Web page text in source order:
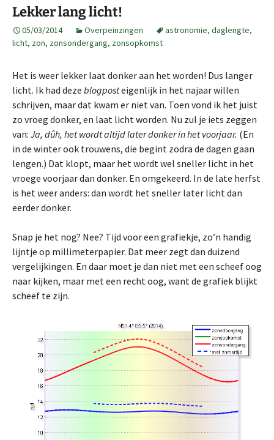
Lekker lang licht!
05/03/2014 Overpeinzingen astronomie, daglengte,
licht, zon, zonsondergang, zonsopkomst
Het is weer lekker laat donker aan het worden! Dus langer
licht. Ik had deze blogposteigenlijk in het najaar willen
schrijven, maar dat kwam er niet van. Toen vond ik het juist
zo vroeg donker, en laat licht worden. Nu zul je iets zeggen
van: Ja, dûh, het wordt altijd later donker in het voorjaar. (En
in de winter ook trouwens, die begint zodra de dagen gaan
lengen.) Dat klopt, maar het wordt wel sneller licht in het
vroege voorjaar dan donker. En omgekeerd. In de late herfst
is het weer anders: dan wordt het sneller later licht dan
eerder donker.
Snap je het nog? Nee? Tijd voor een grafiekje, zo’n handig
lijntje op millimeterpapier. Dat meer zegt dan duizend
vergelijkingen. En daar moet je dan niet met een scheef oog
naar kijken, maar met een recht oog, want de grafiek blijkt
scheef te zijn.